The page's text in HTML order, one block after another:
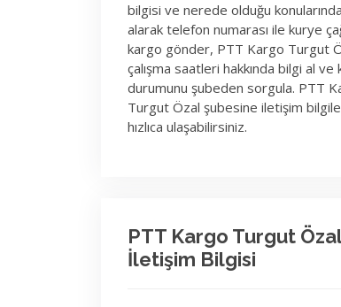
bilgisi ve nerede olduğu
alarak telefon numarası ile kurye
kargo gönder, PTT Kargo Turgut
çalışma saatleri hakkında bilgi al ve
durumunu şubeden sorgula. PTT
Turgut Özal şubesine iletişim
hızlıca ulaşabilirsiniz.
PTT Kargo Turgut
İletişim Bilgisi